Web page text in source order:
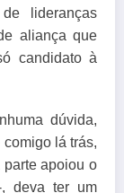
lideranças
aliança que
candidato à
dúvida,
lá trás,
apoiou o
deva ter um